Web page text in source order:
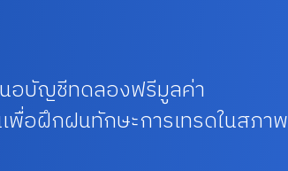
นอบัญชีทดลองฟรีมูลค่า
พื่อฝึกฝนทักษะการเทรดในสภาพ